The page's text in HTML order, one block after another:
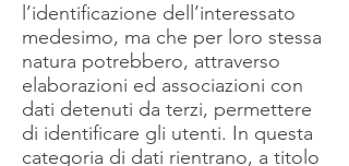
l’identificazione dell’interessato
medesimo, ma che per loro stessa
natura potrebbero, attraverso
elaborazioni ed associazioni con
dati detenuti da terzi, permettere
di identificare gli utenti. In questa
categoria di dati rientrano, a titolo